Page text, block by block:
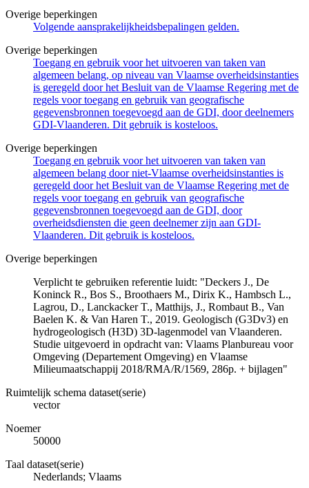
Overige beperkingen
Volgende aansprakelijkheidsbepalingen gelden.
Overige beperkingen
Toegang en gebruik voor het uitvoeren van taken van
algemeen belang, op niveau van Vlaamse overheidsinstanties
is geregeld door het Besluit van de Vlaamse Regering met de
regels voor toegang en gebruik van geografische
gegevensbronnen toegevoegd aan de GDI, door deelnemers
GDI-Vlaanderen. Dit gebruik is kosteloos.
Overige beperkingen
Toegang en gebruik voor het uitvoeren van taken van
algemeen belang door niet-Vlaamse overheidsinstanties is
geregeld door het Besluit van de Vlaamse Regering met de
regels voor toegang en gebruik van geografische
gegevensbronnen toegevoegd aan de GDI, door
overheidsdiensten die geen deelnemer zijn aan GDI-
Vlaanderen. Dit gebruik is kosteloos.
Overige beperkingen
Verplicht te gebruiken referentie luidt: "Deckers J., De
Koninck R., Bos S., Broothaers M., Dirix K., Hambsch L.,
Lagrou, D., Lanckacker T., Matthijs, J., Rombaut B., Van
Baelen K. & Van Haren T., 2019. Geologisch (G3Dv3) en
hydrogeologisch (H3D) 3D-lagenmodel van Vlaanderen.
Studie uitgevoerd in opdracht van: Vlaams Planbureau voor
Omgeving (Departement Omgeving) en Vlaamse
Milieumaatschappij 2018/RMA/R/1569, 286p. + bijlagen"
Ruimtelijk schema dataset(serie)
vector
Noemer
50000
Taal dataset(serie)
Nederlands; Vlaams